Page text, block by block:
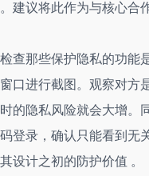
建议将此作为与核心合
查那些保护隐私的功能
口进行截图。观察对方
的隐私风险就会大增。
登录，确认只能看到无
设计之初的防护价值 。